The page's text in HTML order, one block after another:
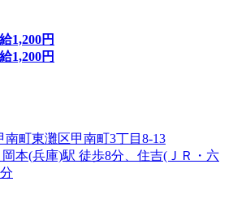
1,200円
1,200円
町東灘区甲南町3丁目8-13
本(兵庫)駅 徒歩8分、住吉(ＪＲ・六